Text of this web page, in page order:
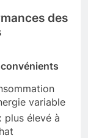
des
variable
plus élevé à